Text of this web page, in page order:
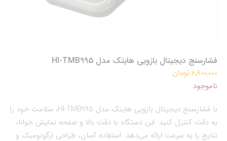
فشارسنج دیجیتال بازویی هایتک مدل HI-TMB995
6,800,000 تومان
ناموجود
با فشارسنج دیجیتال بازویی هایتک مدل HI-TMB995، سلامت خود را
به دقت کنترل کنید. این دستگاه با دقت بالا و صفحه نمایش خوانا،
نتایج را به سرعت ارائه می‌دهد. استفاده آسان، طراحی ارگونومیک و